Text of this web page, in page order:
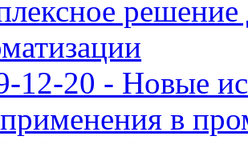
12-20 - Новые
в